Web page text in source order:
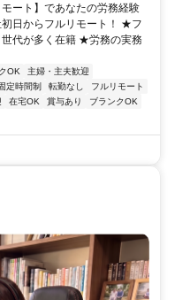
ート】であなたの労務経験
日からフルリモート！ ★フ
代が多く在籍 ★労務の実務
OK
主婦・主夫歓迎
定時間制 転勤なし
フルリモート
在宅OK 賞与あり
ブランクOK